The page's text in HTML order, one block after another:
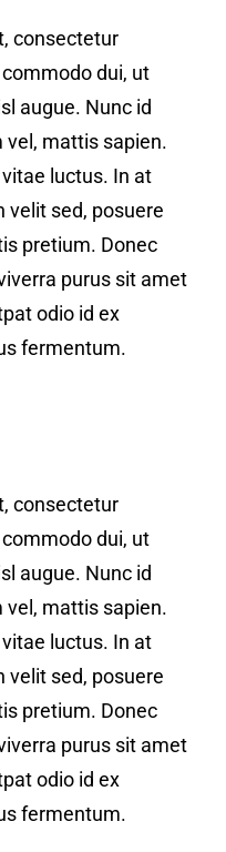
consectetur
dui, ut
augue. Nunc id
vel, mattis sapien.
luctus. In at
velit sed, posuere
pretium. Donec
purus sit amet
odio id ex
fermentum.
consectetur
dui, ut
augue. Nunc id
vel, mattis sapien.
luctus. In at
velit sed, posuere
pretium. Donec
purus sit amet
odio id ex
fermentum.